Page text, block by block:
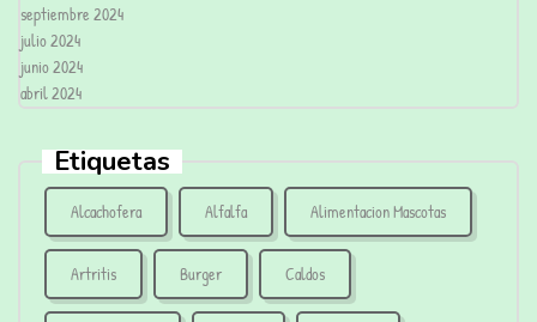
septiembre 2024
julio 2024
junio 2024
abril 2024
Etiquetas
Alcachofera Alfalfa Alimentacion Mascotas
Artritis Burger Caldos